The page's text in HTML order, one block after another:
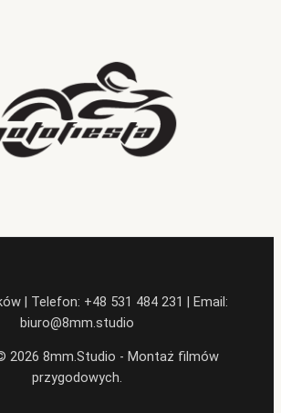
| Telefon: +48 531 484 231 | Email:
biuro@8mm.studio
2026 8mm.Studio - Montaż filmów
przygodowych.